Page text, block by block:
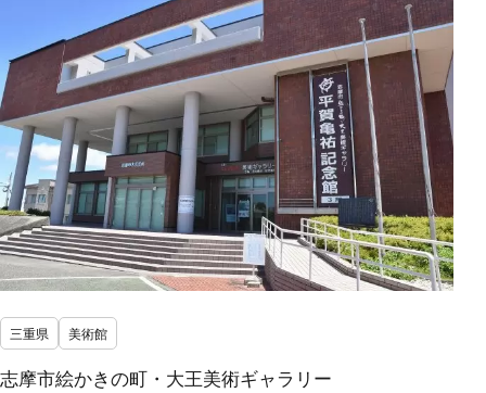
三重県 美術館
志摩市絵かきの町・大王美術ギャラリー